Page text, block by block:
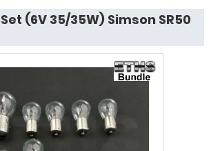
(6V 35/35W) Simson SR50